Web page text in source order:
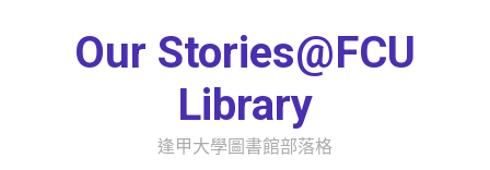
Our Stories@FCU
Library
逢甲大學圖書館部落格